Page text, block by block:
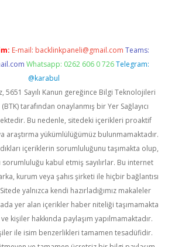
E-mail: backlinkpaneli@gmail.com Teams:
Whatsapp: 0262 606 0 726 Telegram:
@karabul
5651 Sayılı Kanun gereğince Bilgi Teknolojileri
tarafından onaylanmış bir Yer Sağlayıcı
Bu nedenle, sitedeki içerikleri proaktif
araştırma yükümlülüğümüz bulunmamaktadır.
içeriklerin sorumluluğunu taşımakta olup,
kabul etmiş sayılırlar. Bu internet
kurum veya şahıs şirketi ile hiçbir bağlantısı
yalnızca kendi hazırladığımız makaleler
yer alan içerikler haber niteliği taşımamakta
kişiler hakkında paylaşım yapılmamaktadır.
ile isim benzerlikleri tamamen tesadüfidir.